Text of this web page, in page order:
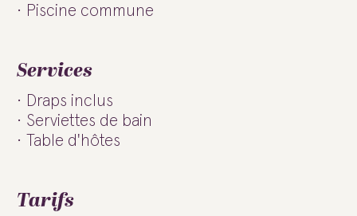
Piscine commune
Services
Draps inclus
Serviettes de bain
Table d'hôtes
Tarifs